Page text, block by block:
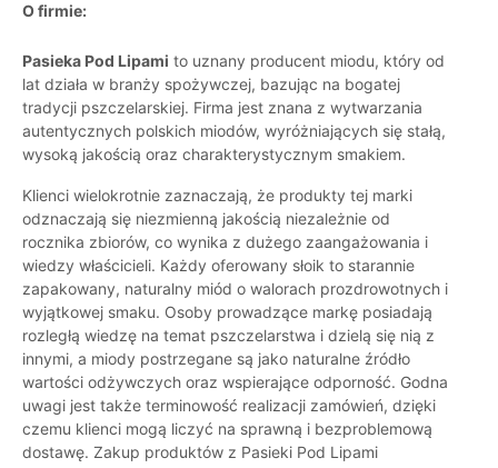
O firmie:
Pasieka Pod Lipami to uznany producent miodu, który od
lat działa w branży spożywczej, bazując na bogatej
tradycji pszczelarskiej. Firma jest znana z wytwarzania
autentycznych polskich miodów, wyróżniających się stałą,
wysoką jakością oraz charakterystycznym smakiem.
Klienci wielokrotnie zaznaczają, że produkty tej marki
odznaczają się niezmienną jakością niezależnie od
rocznika zbiorów, co wynika z dużego zaangażowania i
wiedzy właścicieli. Każdy oferowany słoik to starannie
zapakowany, naturalny miód o walorach prozdrowotnych i
wyjątkowej smaku. Osoby prowadzące markę posiadają
rozległą wiedzę na temat pszczelarstwa i dzielą się nią z
innymi, a miody postrzegane są jako naturalne źródło
wartości odżywczych oraz wspierające odporność. Godna
uwagi jest także terminowość realizacji zamówień, dzięki
czemu klienci mogą liczyć na sprawną i bezproblemową
dostawę. Zakup produktów z Pasieki Pod Lipami